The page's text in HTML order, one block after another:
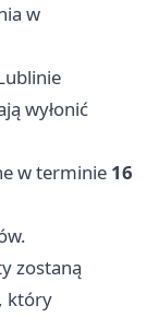
w
wyłonić
w terminie 16
zostaną
, który